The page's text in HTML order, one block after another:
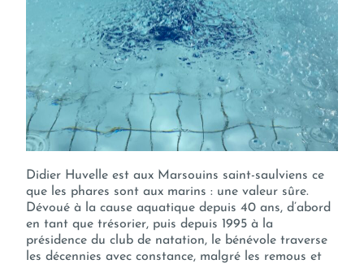
Didier Huvelle est aux Marsouins saint-saulviens ce
que les phares sont aux marins : une valeur sûre.
Dévoué à la cause aquatique depuis 40 ans, d’abord
en tant que trésorier, puis depuis 1995 à la
présidence du club de natation, le bénévole traverse
les décennies avec constance, malgré les remous et